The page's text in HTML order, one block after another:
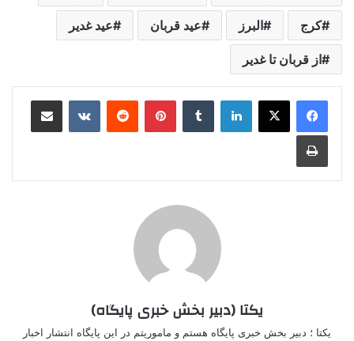
کرج البرز عید قربان عید غدیر
از قربان تا غدیر
لینکدین ‫تامبلر ‫پین‌ترست‫رددیت ‫VKontakteاشتراک گذاری از طریق ایمیل
چاپ
یکتا (دبیر بخش خبری پایگاه)
یکتا ؛ دبیر بخش خبری پایگاه هستم و ماموریتم در این پایگاه انتشار اخبار